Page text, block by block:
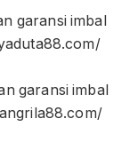
garansi imbal
garansi imbal